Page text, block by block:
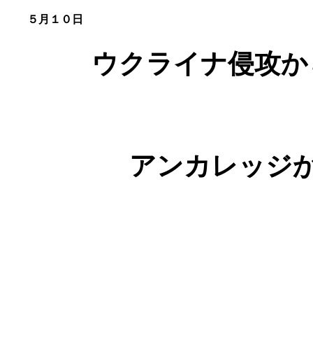
５月１０日
ウクライナ侵攻
アンカレッジ